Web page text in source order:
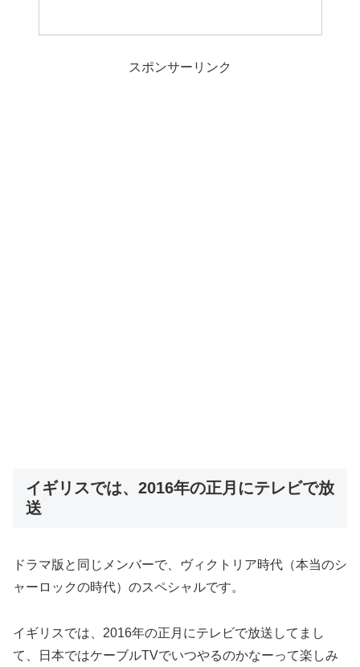
スポンサーリンク
イギリスでは、2016年の正月にテレビで放
送
ドラマ版と同じメンバーで、ヴィクトリア時代（本当のシ
ャーロックの時代）のスペシャルです。
イギリスでは、2016年の正月にテレビで放送してまし
て、日本ではケーブルTVでいつやるのかなーって楽しみ